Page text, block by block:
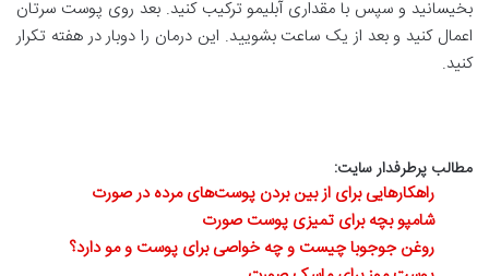
بخیسانید و سپس با مقداری آبلیمو ترکیب کنید. بعد روی پوست سرتان
اعمال کنید و بعد از یک ساعت بشویید. این درمان را دوبار در هفته تکرار
کنید.
مطالب پرطرفدار سایت:
راهکارهایی برای از بین بردن پوست‌های مرده در صورت
شامپو بچه برای تمیزی پوست صورت
روغن جوجوبا چیست و چه خواصی برای پوست و مو دارد؟